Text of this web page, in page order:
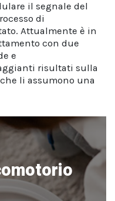
il segnale del
di
Attualmente è in
con due
e
risultati sulla
li assumono una